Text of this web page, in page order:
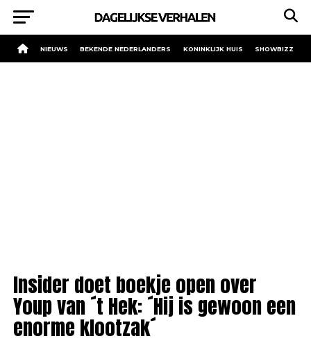
NIEUWS BEKENDE NEDERLANDERS KONINKLIJK HUIS SHOWBIZZ
Insider doet boekje open over
Youp van ´t Hek: ´Hij is gewoon een
enorme klootzak´